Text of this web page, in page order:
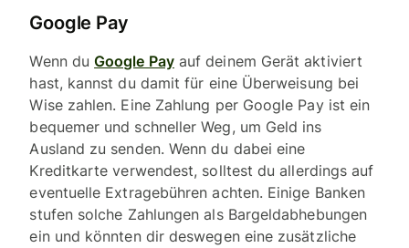
Google Pay
Wenn duGoogle Payauf deinem Gerät aktiviert
hast, kannst du damit für eine Überweisung bei
Wise zahlen. Eine Zahlung per Google Pay ist ein
bequemer und schneller Weg, um Geld ins
Ausland zu senden. Wenn du dabei eine
Kreditkarte verwendest, solltest du allerdings auf
eventuelle Extragebühren achten. Einige Banken
stufen solche Zahlungen als Bargeldabhebungen
ein und könnten dir deswegen eine zusätzliche